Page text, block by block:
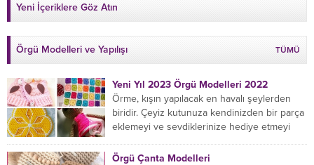
Yeni İçeriklere Göz Atın
Örgü Modelleri ve Yapılışı TÜMÜ
Yeni Yıl 2023 Örgü Modelleri 2022
Örme, kışın yapılacak en havalı şeylerden
biridir. Çeyiz kutunuza kendinizden bir parça
eklemeyi ve sevdiklerinize hediye etmeyi
Örgü Çanta Modelleri